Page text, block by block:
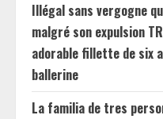
Illégal sans vergogne
malgré son expulsion
adorable fillette de six
ballerine
La familia de tres